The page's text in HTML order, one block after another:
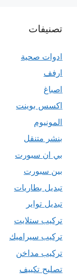
تصنيفات
ادوات صحية
ارفف
اصباغ
اكسس بوينت
المونيوم
بنشر متنقل
بي ان سبورت
بين سبورت
تبديل بطاريات
تبديل تواير
تركيب ستلايت
تركيب سيراميك
تركيب مداخن
تصليح تكييف